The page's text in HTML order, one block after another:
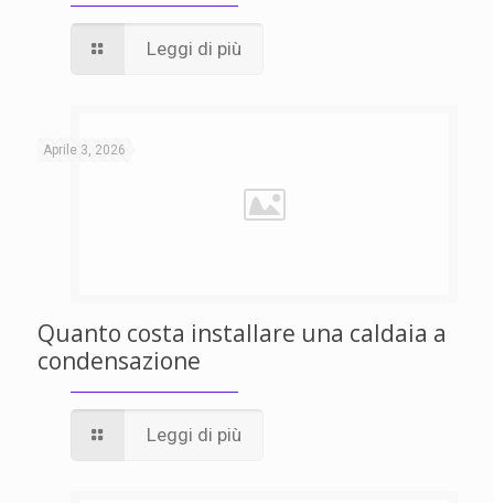
Leggi di più
Aprile 3, 2026
Quanto costa installare una caldaia a
condensazione
Leggi di più